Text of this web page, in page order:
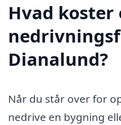
Hvad koster
Dianalund?
Når du står over for
nedrive en bygning